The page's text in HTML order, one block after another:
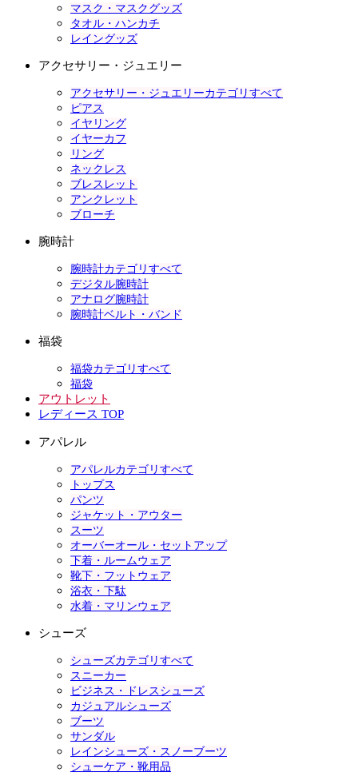
マスク・マスクグッズ
タオル・ハンカチ
レイングッズ
アクセサリー・ジュエリー
アクセサリー・ジュエリーカテゴリすべて
ピアス
イヤリング
イヤーカフ
リング
ネックレス
ブレスレット
アンクレット
ブローチ
腕時計
腕時計カテゴリすべて
デジタル腕時計
アナログ腕時計
腕時計ベルト・バンド
福袋
福袋カテゴリすべて
福袋
アウトレット
レディース TOP
アパレル
アパレルカテゴリすべて
トップス
パンツ
ジャケット・アウター
スーツ
オーバーオール・セットアップ
下着・ルームウェア
靴下・フットウェア
浴衣・下駄
水着・マリンウェア
シューズ
シューズカテゴリすべて
スニーカー
ビジネス・ドレスシューズ
カジュアルシューズ
ブーツ
サンダル
レインシューズ・スノーブーツ
シューケア・靴用品